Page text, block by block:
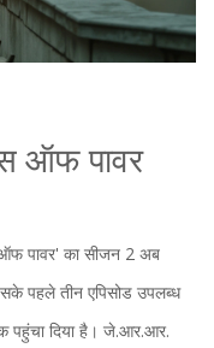
ऑफ पावर
ऑफ पावर' का सीजन 2 अब
पहले तीन एपिसोड उपलब्ध
पहुंचा दिया है। जे.आर.आर.